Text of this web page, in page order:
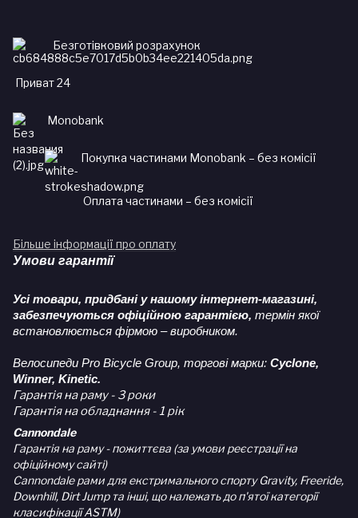
Безготівковий розрахунок
Приват 24
Monobank
Покупка частинами Monobank – без комісії
Оплата частинами – без комісії
Більше інформації про оплату
Умови гарантії
Усі товари, придбані у нашому інтернет-магазині,
забезпечуються офіційною гарантією, термін якої
встановлюється фірмою – виробником.
Велосипеди Pro Bicycle Group, торгові марки: Cyclone,
Winner, Kinetic.
Гарантія на раму - 3 роки
Гарантія на обладнання - 1 рік
Cannondale
Гарантія на раму - пожиттєва (за умови реєстрації на
офіційному сайті)
Cannondale рами для екстримального спорту Gravity, Freeride,
Downhill, Dirt Jump та інші, що належать до п'ятої категорії
класифікації ASTM)